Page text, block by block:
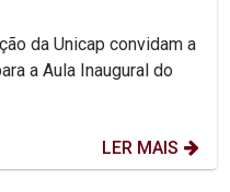
da Unicap convidam a
a Aula Inaugural do
LER MAIS